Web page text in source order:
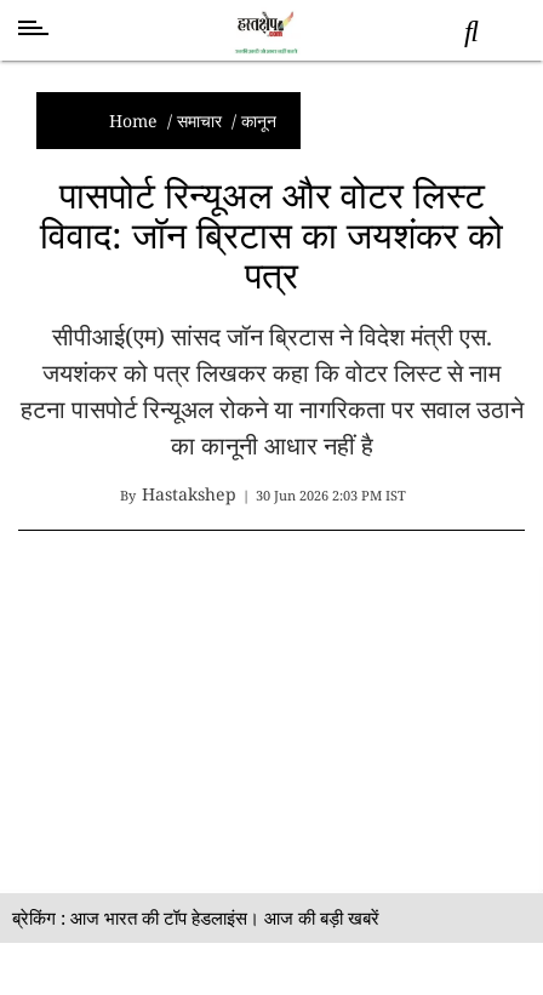
समाचार
स्तंभ
शब्द
राजनीति
तकनीक
व
विज्ञान
अन्य
Home / समाचार/ कानून
पासपोर्ट रिन्यूअल और वोटर लिस्ट
विवाद: जॉन ब्रिटास का जयशंकर को
पत्र
सीपीआई(एम) सांसद जॉन ब्रिटास ने विदेश मंत्री एस.
जयशंकर को पत्र लिखकर कहा कि वोटर लिस्ट से नाम
हटना पासपोर्ट रिन्यूअल रोकने या नागरिकता पर सवाल उठाने
का कानूनी आधार नहीं है
By Hastakshep | 30 Jun 2026 2:03 PM IST
ब्रेकिंग : आज भारत की टॉप हेडलाइंस। आज की बड़ी खबरें